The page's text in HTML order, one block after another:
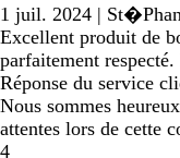
1 juil. 2024 |
Excellent produit de
parfaitement
Réponse du service
Nous sommes
attentes lors de cette
4